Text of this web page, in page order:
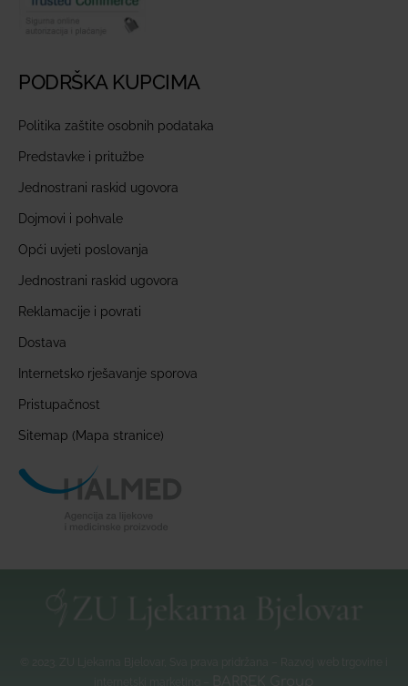
PODRŠKA KUPCIMA
Politika zaštite osobnih podataka
Predstavke i pritužbe
Jednostrani raskid ugovora
Dojmovi i pohvale
Opći uvjeti poslovanja
Jednostrani raskid ugovora
Reklamacije i povrati
Dostava
Internetsko rješavanje sporova
Pristupačnost
Sitemap (Mapa stranice)